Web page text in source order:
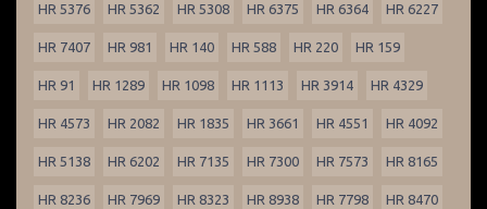
HR 5376 HR 5362 HR 5308 HR 6375 HR 6364 HR 6227
HR 7407 HR 981 HR 140 HR 588 HR 220 HR 159
HR 91 HR 1289 HR 1098 HR 1113 HR 3914 HR 4329
HR 4573 HR 2082 HR 1835 HR 3661 HR 4551 HR 4092
HR 5138 HR 6202 HR 7135 HR 7300 HR 7573 HR 8165
HR 8236 HR 7969 HR 8323 HR 8938 HR 7798 HR 8470